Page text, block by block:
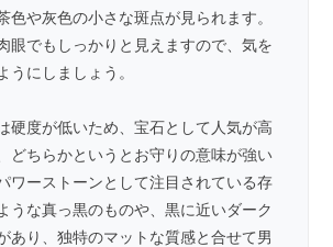
色や灰色の小さな斑点が見られます。
眼でもしっかりと見えますので、気を
うにしましょう。
硬度が低いため、宝石として人気が高
どちらかというとお守りの意味が強い
ワーストーンとして注目されている存
うな真っ黒のものや、黒に近いダーク
あり、独特のマットな質感と合せて男